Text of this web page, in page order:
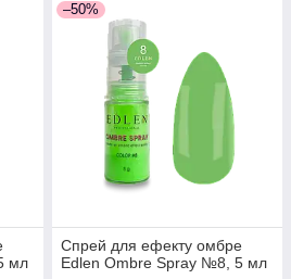
мл
–50%
Спрей для ефекту омбре
Edlen Ombre Spray №8, 5 мл